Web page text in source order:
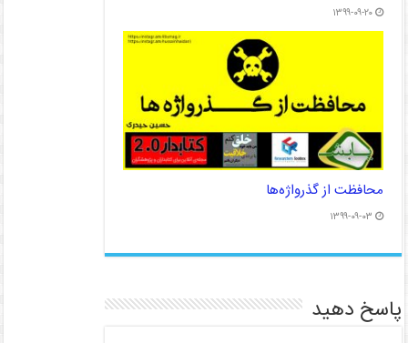
۱۳۹۹-۰۹-۲۰
محافظت از گذرواژه‌ها
۱۳۹۹-۰۹-۰۳
پاسخ دهید